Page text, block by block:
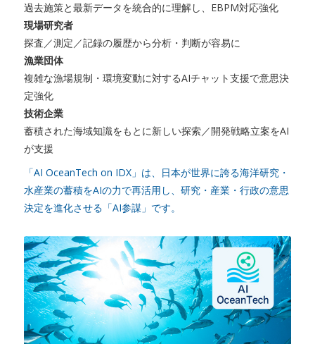
過去施策と最新データを統合的に理解し、EBPM対応強化
現場研究者
探査／測定／記録の履歴から分析・判断が容易に
漁業団体
複雑な漁場規制・環境変動に対するAIチャット支援で意思決
定強化
技術企業
蓄積された海域知識をもとに新しい探索／開発戦略立案をAI
が支援
「AI OceanTech on IDX」は、日本が世界に誇る海洋研究・
水産業の蓄積をAIの力で再活用し、研究・産業・行政の意思
決定を進化させる「AI参謀」です。